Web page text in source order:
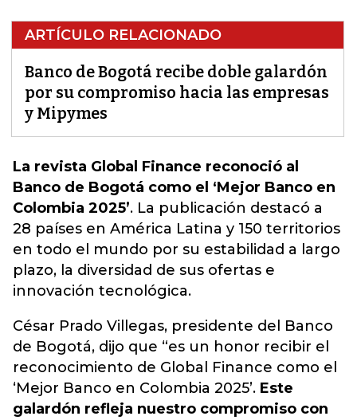
ARTÍCULO RELACIONADO
Banco de Bogotá recibe doble galardón
por su compromiso hacia las empresas
y Mipymes
La revista Global Finance reconoció al
Banco de Bogotá como el ‘Mejor Banco en
Colombia 2025’. La publicación destacó a
28 países en América Latina y 150 territorios
en todo el mundo por su estabilidad a largo
plazo, la diversidad de sus ofertas e
innovación tecnológica.
César Prado Villegas, presidente del Banco
de Bogotá, dijo que “es un honor recibir el
reconocimiento de Global Finance como el
‘Mejor Banco en Colombia 2025’. Este
galardón refleja nuestro compromiso con